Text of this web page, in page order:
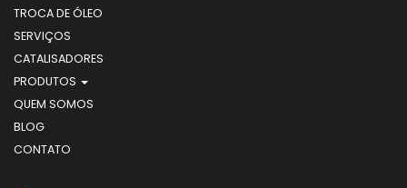
TROCA DE ÓLEO
SERVIÇOS
CATALISADORES
PRODUTOS
QUEM SOMOS
BLOG
CONTATO